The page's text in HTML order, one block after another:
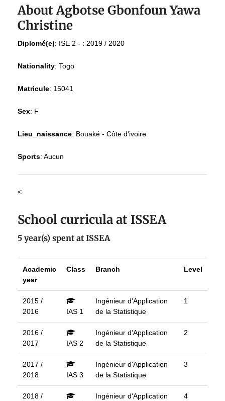
About Agbotse Gbonfoun Yawa
Christine
Diplomé(e): ISE 2 - : 2019 / 2020
Nationality: Togo
Matricule: 15041
Sex: F
Lieu_naissance: Bouaké - Côte d'ivoire
Sports: Aucun
<
School curricula at ISSEA
5 year(s) spent at ISSEA
Academic
year
Class Branch Level
2015 /
2016
IAS 1
Ingénieur d'Application
de la Statistique
1
2016 /
2017
IAS 2
Ingénieur d'Application
de la Statistique
2
2017 /
2018
IAS 3
Ingénieur d'Application
de la Statistique
3
2018 /
Ingénieur d'Application
4